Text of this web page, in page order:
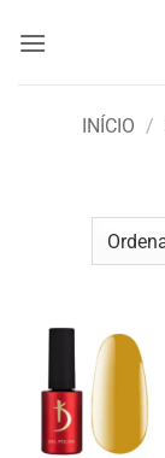
INÍCIO /